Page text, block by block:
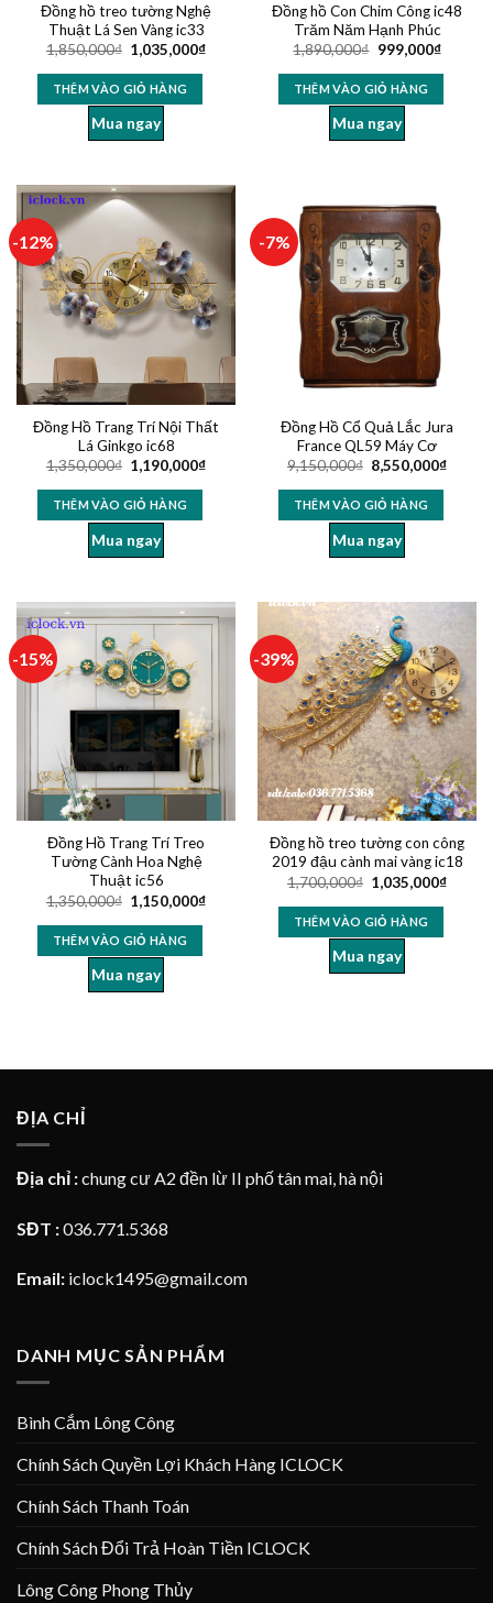
Đồng hồ treo tường Nghệ
Thuật Lá Sen Vàng ic33
1,850,000₫ 1,035,000₫
THÊM VÀO GIỎ HÀNG
Mua ngay
Đồng hồ Con Chim Công ic48
Trăm Năm Hạnh Phúc
1,890,000₫ 999,000₫
THÊM VÀO GIỎ HÀNG
Mua ngay
-12%
Đồng Hồ Trang Trí Nội Thất
Lá Ginkgo ic68
1,350,000₫ 1,190,000₫
THÊM VÀO GIỎ HÀNG
Mua ngay
-7%
Đồng Hồ Cổ Quả Lắc Jura
France QL59 Máy Cơ
9,150,000₫ 8,550,000₫
THÊM VÀO GIỎ HÀNG
Mua ngay
-15%
Đồng Hồ Trang Trí Treo
Tường Cành Hoa Nghệ
Thuật ic56
1,350,000₫ 1,150,000₫
THÊM VÀO GIỎ HÀNG
Mua ngay
-39%
Đồng hồ treo tường con công
2019 đậu cành mai vàng ic18
1,700,000₫ 1,035,000₫
THÊM VÀO GIỎ HÀNG
Mua ngay
ĐỊA CHỈ
Địa chỉ :chung cư A2 đền lừ II phố tân mai, hà nội
SĐT :036.771.5368
Email: iclock1495@gmail.com
DANH MỤC SẢN PHẨM
Bình Cắm Lông Công
Chính Sách Quyền Lợi Khách Hàng ICLOCK
Chính Sách Thanh Toán
Chính Sách Đổi Trả Hoàn Tiền ICLOCK
Lông Công Phong Thủy